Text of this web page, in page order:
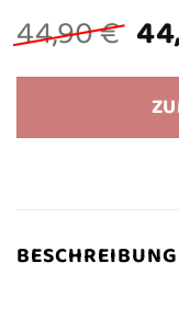
44,90€
BESCHREIBUNG